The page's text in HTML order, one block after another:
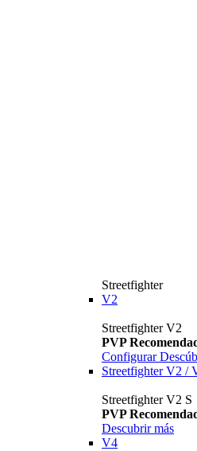
Streetfighter
V2
Streetfighter V2
PVP
Configurar
Streetfighter V2 /
Streetfighter V2 S
PVP
Descubrir más
V4